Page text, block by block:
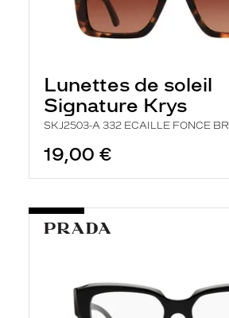
Lunettes de soleil
Signature Krys
SKJ2503-A 332 ECAILLE FONCE BR
19,00 €